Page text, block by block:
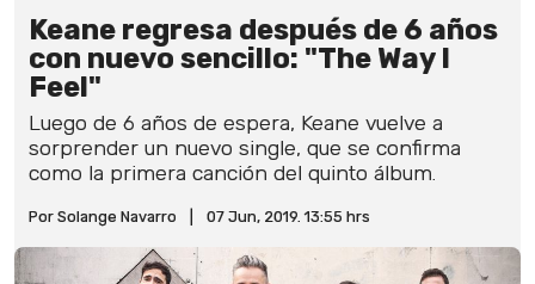
Keane regresa después de 6 años
con nuevo sencillo: "The Way I
Feel"
Luego de 6 años de espera, Keane vuelve a
sorprender un nuevo single, que se confirma
como la primera canción del quinto álbum.
Por Solange Navarro 07 Jun, 2019. 13:55 hrs